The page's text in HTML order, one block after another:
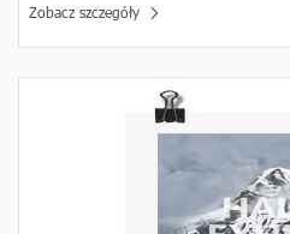
Zobacz szczegóły
Zobacz szczegóły Plakaty